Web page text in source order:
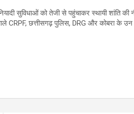
सुविधाओं को तेजी से पहुंचाकर स्थायी शांति की
CRPF, छत्तीसगढ़ पुलिस, DRG और कोबरा के